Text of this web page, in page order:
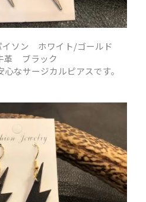
イソン ホワイト/ゴールド
革 ブラック
なサージカルピアスです。